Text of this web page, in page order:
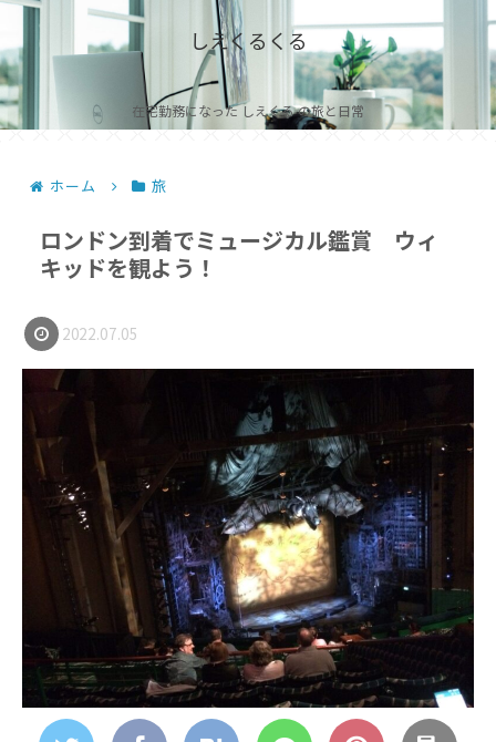
しえくるくる
在宅勤務になった しえくる の旅と日常
ホーム 旅
ロンドン到着でミュージカル鑑賞 ウィ
キッドを観よう！
2022.07.05